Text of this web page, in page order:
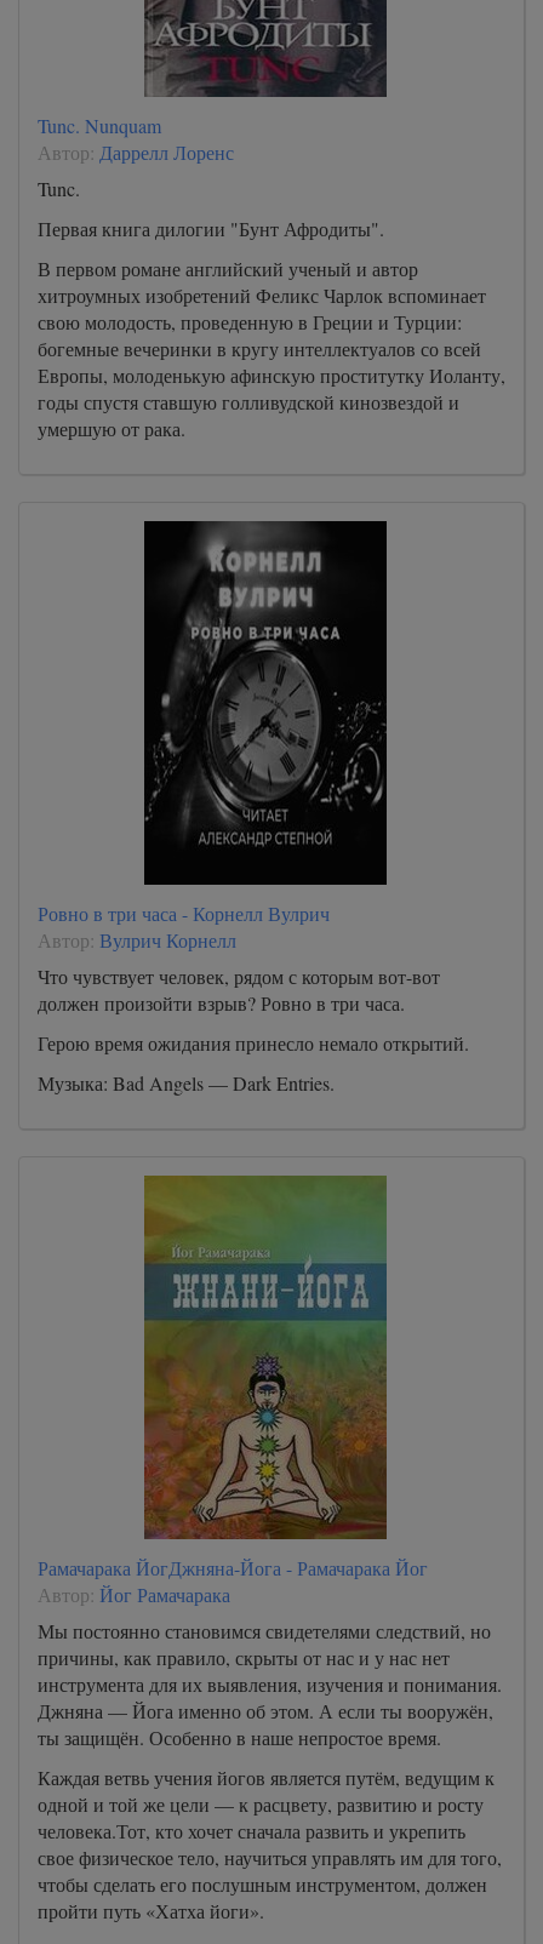
Tunc. Nunquam
Автор: Даррелл Лоренс
Tunc.
Первая книга дилогии "Бунт Афродиты".
В первом романе английский ученый и автор
хитроумных изобретений Феликс Чарлок вспоминает
свою молодость, проведенную в Греции и Турции:
богемные вечеринки в кругу интеллектуалов со всей
Европы, молоденькую афинскую проститутку Иоланту,
годы спустя ставшую голливудской кинозвездой и
умершую от рака.
Ровно в три часа - Корнелл Вулрич
Автор: Вулрич Корнелл
Что чувствует человек, рядом с которым вот-вот
должен произойти взрыв? Ровно в три часа.
Герою время ожидания принесло немало открытий.
Музыка: Bad Angels — Dark Entries.
Рамачарака ЙогДжняна-Йога - Рамачарака Йог
Автор: Йог Рамачарака
Мы постоянно становимся свидетелями следствий, но
причины, как правило, скрыты от нас и у нас нет
инструмента для их выявления, изучения и понимания.
Джняна — Йога именно об этом. А если ты вооружён,
ты защищён. Особенно в наше непростое время.
Каждая ветвь учения йогов является путём, ведущим к
одной и той же цели — к расцвету, развитию и росту
человека.Тот, кто хочет сначала развить и укрепить
свое физическое тело, научиться управлять им для того,
чтобы сделать его послушным инструментом, должен
пройти путь «Хатха йоги».